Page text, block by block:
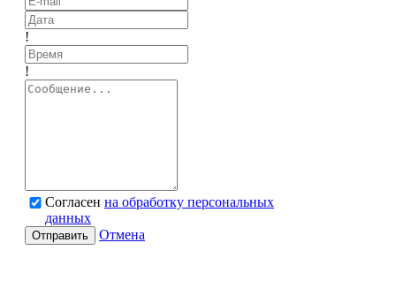
!
!
Согласен на обработку персональных
данных
Отправить Отмена